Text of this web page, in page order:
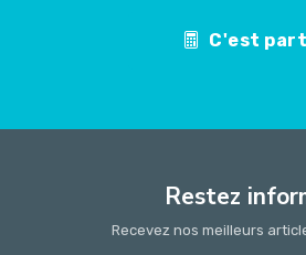
C'est
Restez
Recevez nos meilleurs